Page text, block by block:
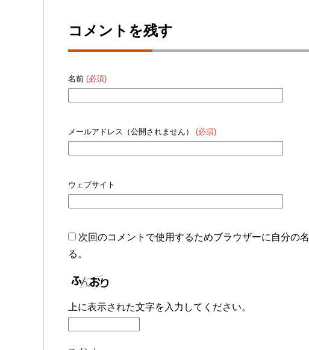
コメントを残す
名前 (必須)
メールアドレス（公開されません） (必須)
ウェブサイト
次回のコメントで使用するためブラウザーに自分の
る。
上に表示された文字を入力してください。